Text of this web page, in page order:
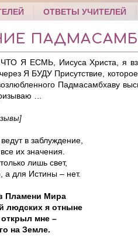
ОТВЕТЫ УЧИТЕЛЕЙ
Я ЕСМЬ, Иисуса Христа, я
через Я БУДУ Присутствие,
Падмасамбхаву
…
в заблуждение,
их значения.
лишь свет,
а для Истины – нет.
Пламени Мира
людских я отныне
мне –
на Земле.